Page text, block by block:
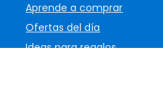
Aprende a comprar
Ofertas del día
Ideas para regalos